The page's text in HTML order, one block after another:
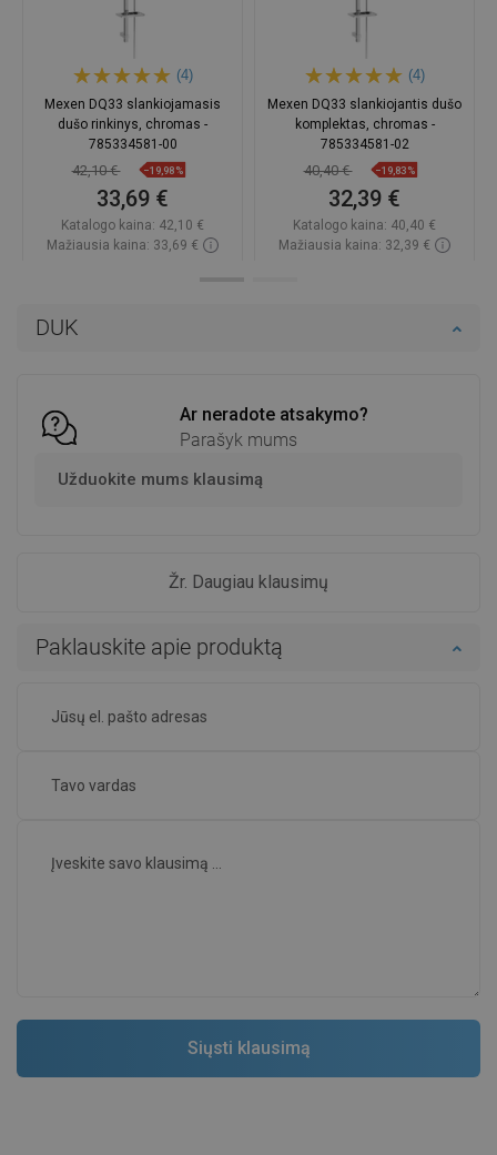
DUK
Ar neradote atsakymo?
Parašyk mums
Užduokite mums klausimą
Žr. Daugiau klausimų
Paklauskite apie produktą
(4)
Mexen DQ33 slankiojamasis
dušo rinkinys, chromas -
785334581-00
42,10 € −19,98%
33,69 €
Katalogo kaina: 42,10 €
Mažiausia kaina: 33,69 €
(4)
Mexen DQ33 slankiojantis dušo
komplektas, chromas -
785334581-02
40,40 € −19,83%
32,39 €
Katalogo kaina: 40,40 €
Mažiausia kaina: 32,39 €